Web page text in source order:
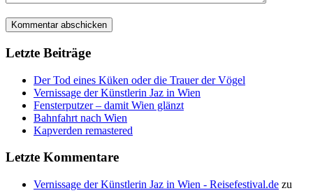
Letzte Beiträge
Der Tod eines Küken oder die Trauer der Vögel
Vernissage der Künstlerin Jaz in Wien
Fensterputzer – damit Wien glänzt
Bahnfahrt nach Wien
Kapverden remastered
Letzte Kommentare
Vernissage der Künstlerin Jaz in Wien - Reisefestival.de zu